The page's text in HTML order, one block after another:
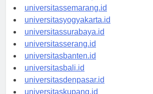
universitasbandung.id
universitassemarang.id
universitasyogyakarta.id
universitassurabaya.id
universitasserang.id
universitasbanten.id
universitasbali.id
universitasdenpasar.id